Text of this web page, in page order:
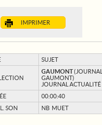
IMPRIMER
SUJET
GAUMONT(JOURNAL
GAUMONT)
JOURNAL ACTUALITÉ
00:00:40
SON
NB MUET